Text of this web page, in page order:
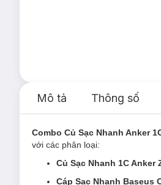
Mô tả Thông số
Combo Củ Sạc Nhanh Anker
với các phân loại:
Củ Sạc Nhanh 1C Anker
Cáp Sạc Nhanh Baseus